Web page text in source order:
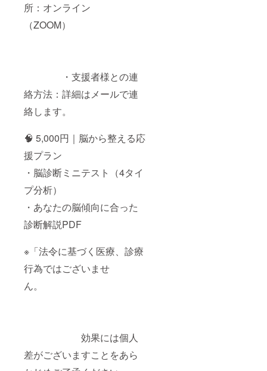
所：オンライン
（ZOOM）
・支援者様との連
絡方法：詳細はメールで連
絡します。
🧠 5,000円｜脳から整える応
援プラン
・脳診断ミニテスト（4タイ
プ分析）
・あなたの脳傾向に合った
診断解説PDF
※「法令に基づく医療、診療
行為ではございませ
ん。
効果には個人
差がございますことをあら